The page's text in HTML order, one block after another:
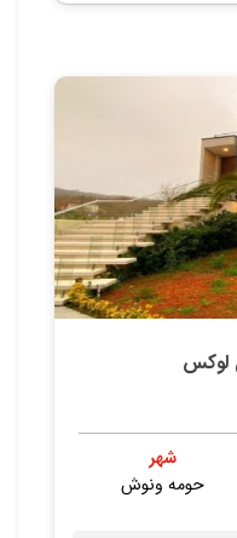
لوکس
شهر
حومه ونوش